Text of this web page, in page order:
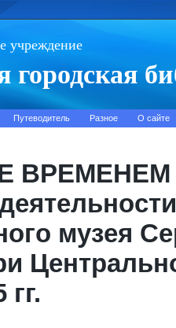
учреждение
Путеводитель Разное О сайте
музея